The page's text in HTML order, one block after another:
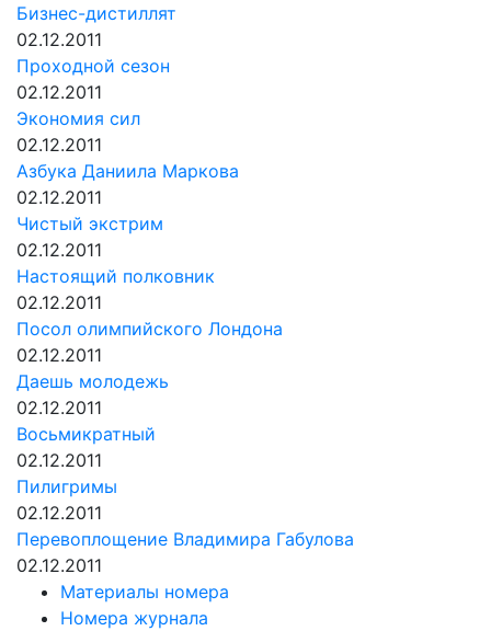
Бизнес-дистиллят
02.12.2011
Проходной сезон
02.12.2011
Экономия сил
02.12.2011
Азбука Даниила Маркова
02.12.2011
Чистый экстрим
02.12.2011
Настоящий полковник
02.12.2011
Посол олимпийского Лондона
02.12.2011
Даешь молодежь
02.12.2011
Восьмикратный
02.12.2011
Пилигримы
02.12.2011
Перевоплощение Владимира Габулова
02.12.2011
Материалы номера
Номера журнала